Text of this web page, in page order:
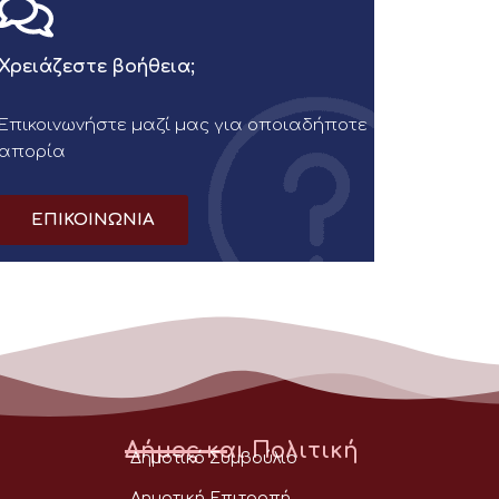
Χρειάζεστε βοήθεια;
Επικοινωνήστε μαζί μας για οποιαδήποτε
απορία
ΕΠΙΚΟΙΝΩΝΙΑ
Δήμος και Πολιτική
Δημοτικό Συμβούλιο